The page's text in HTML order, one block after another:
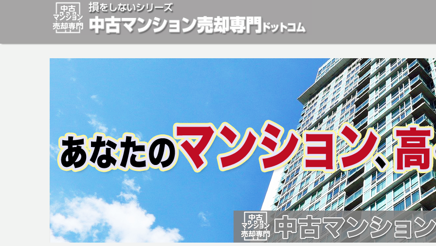
マンションの「売却」は「個人」の方々が、「買取」は不動産や開発等の「業者」が物件を買います。一般的に「売却」は時間はかかるが
安めの売却金額と言われています。マンションの売却をご検討中の方はお気軽にご相談ください。マンション、アパート、相続不動産など